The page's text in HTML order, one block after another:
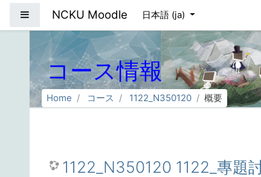
サイドパネル
NCKU Moodle 日本語 ‎(ja)‎
コース情報
Home コース 1122_N350120 概要
1122_N350120 1122_專題